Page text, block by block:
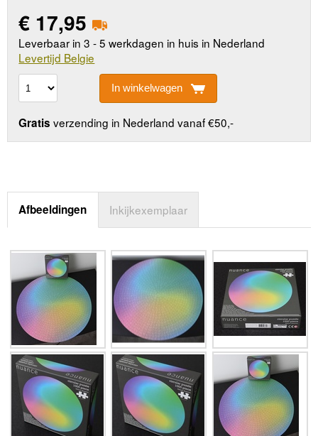
€ 17,95
Leverbaar in 3 - 5 werkdagen in huis in Nederland
Levertijd Belgie
In winkelwagen
Gratis verzending in Nederland vanaf €50,-
Afbeeldingen Inkijkexemplaar